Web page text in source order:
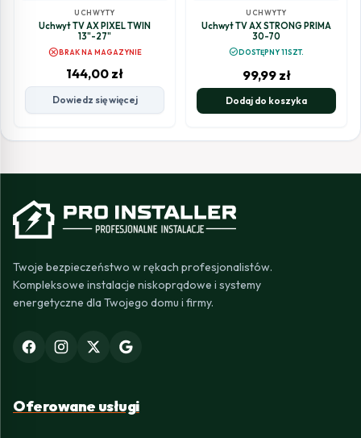
UCHWYTY
Uchwyt TV AX PIXEL TWIN
13"-27"
cancelBRAK NA MAGAZYNIE
144,00 zł
Dowiedz się więcej
UCHWYTY
Uchwyt TV AX STRONG PRIMA
30-70
check_circleDOSTĘPNY 11SZT.
99,99 zł
Dodaj do koszyka
Twoje bezpieczeństwo w rękach profesjonalistów.
Kompleksowe instalacje niskoprądowe i systemy
energetyczne dla Twojego domu i firmy.
Oferowane usługi